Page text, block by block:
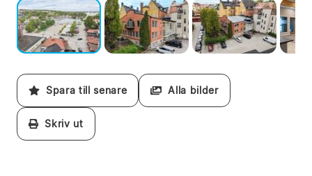
Spara till senare Alla bilder
Skriv ut